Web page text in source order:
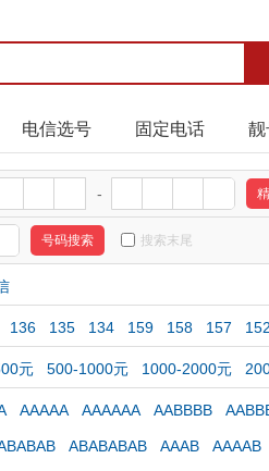
电信选号 固定电话
-
搜索末尾
136 135 134 159 158 157 152
元 500-1000元 1000-2000元
AAAAA AAAAAA AABBBB
ABABABAB AAAB AAAAB